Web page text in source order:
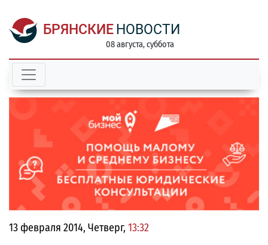
БРЯНСКИЕ НОВОСТИ
08 августа, суббота
13 февраля 2014, Четверг, 13:32